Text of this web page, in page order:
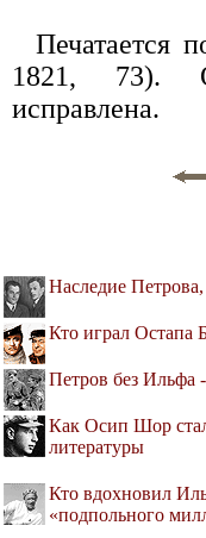
Печатается
1821, 73).
исправлена.
Наследие
Кто играл Остапа
Петров без Ильфа
Как Осип Шор
литературы
Кто вдохновил
«подпольного